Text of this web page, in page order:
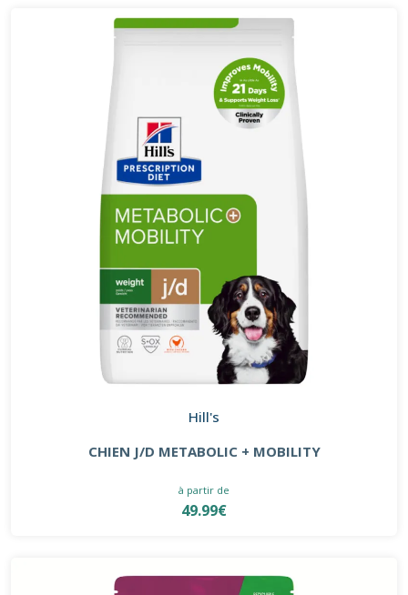
Hill's
CHIEN J/D METABOLIC + MOBILITY
à partir de
49.99€